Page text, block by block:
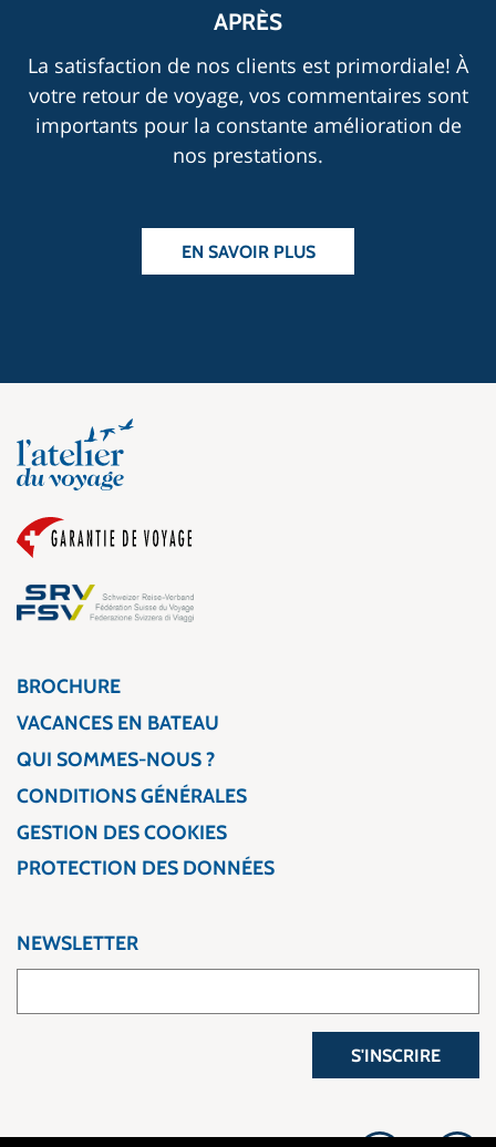
APRÈS
La satisfaction de nos clients est primordiale! À
votre retour de voyage, vos commentaires sont
importants pour la constante amélioration de
nos prestations.
EN SAVOIR PLUS
BROCHURE
VACANCES EN BATEAU
QUI SOMMES-NOUS ?
CONDITIONS GÉNÉRALES
GESTION DES COOKIES
PROTECTION DES DONNÉES
NEWSLETTER
S'INSCRIRE